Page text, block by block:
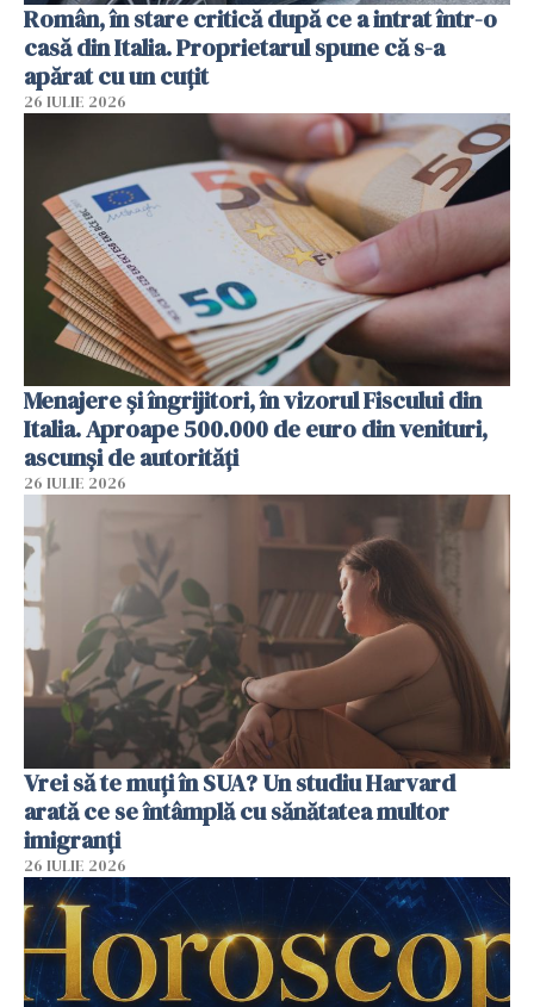
Român, în stare critică după ce a intrat într-o
casă din Italia. Proprietarul spune că s-a
apărat cu un cuțit
26 IULIE 2026
Menajere și îngrijitori, în vizorul Fiscului din
Italia. Aproape 500.000 de euro din venituri,
ascunși de autorități
26 IULIE 2026
Vrei să te muți în SUA? Un studiu Harvard
arată ce se întâmplă cu sănătatea multor
imigranți
26 IULIE 2026